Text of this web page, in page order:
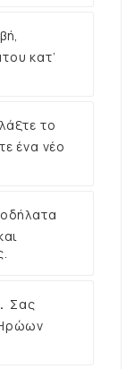
κατ’
το
ένα νέο
Σας